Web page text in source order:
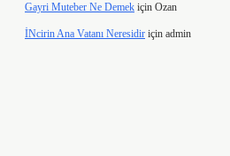
Gayri Muteber Ne Demek için Ozan
İNcirin Ana Vatanı Neresidir için admin